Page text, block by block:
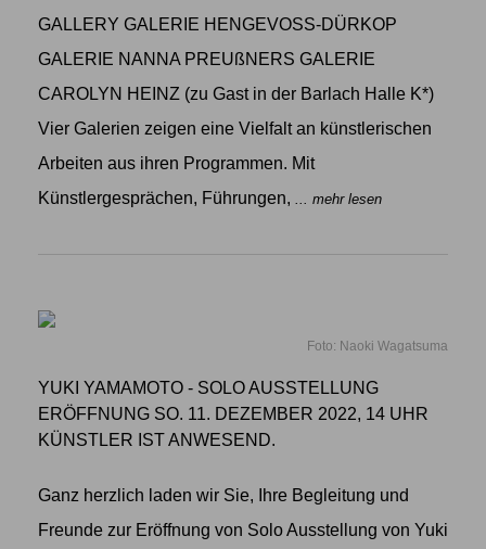
GALLERY GALERIE HENGEVOSS-DÜRKOP
GALERIE NANNA PREUßNERS GALERIE
CAROLYN HEINZ (zu Gast in der Barlach Halle K*)
Vier Galerien zeigen eine Vielfalt an künstlerischen
Arbeiten aus ihren Programmen. Mit
Künstlergesprächen, Führungen,
... mehr lesen
Foto: Naoki Wagatsuma
YUKI YAMAMOTO - SOLO AUSSTELLUNG
ERÖFFNUNG SO. 11. DEZEMBER 2022, 14 UHR
KÜNSTLER IST ANWESEND.
Ganz herzlich laden wir Sie, Ihre Begleitung und
Freunde zur Eröffnung von Solo Ausstellung von Yuki